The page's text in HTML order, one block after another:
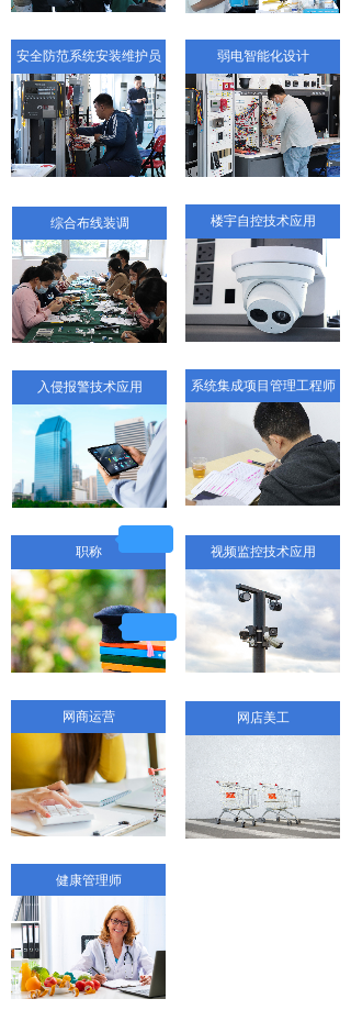
网店美工
视频监控技术应用
网商运营
职称
安全防范系统安装维护员
综合布线装调
系统集成项目管理工程师
健康管理师
楼宇自控技术应用
弱电智能化设计
入侵报警技术应用